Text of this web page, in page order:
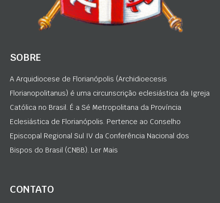
SOBRE
A Arquidiocese de Florianópolis (Archidioecesis
Florianopolitanus) é uma circunscrição eclesiástica da Igreja
Católica no Brasil. É a Sé Metropolitana da Província
Eclesiástica de Florianópolis. Pertence ao Conselho
Episcopal Regional Sul IV da Conferência Nacional dos
Bispos do Brasil (CNBB). Ler Mais
CONTATO